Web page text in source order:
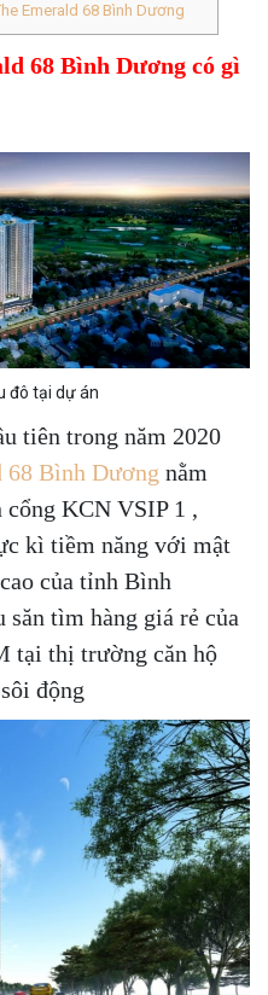
Emerald 68 Bình Dương
68 Bình Dương có gì
đô tại dự án
tiên trong năm 2020
68 Bình Dương nằm
cổng KCN VSIP 1 ,
kì tiềm năng với mật
của tỉnh Bình
tìm hàng giá rẻ của
tại thị trường căn hộ
động